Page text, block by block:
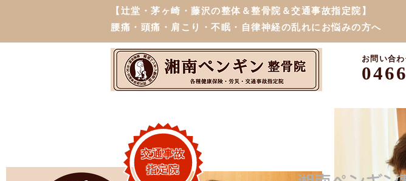
【辻堂・茅ヶ崎・藤沢の整体＆整骨院＆交通事故指定院】
腰痛・頭痛・肩こり・不眠・自律神経の乱れにお悩みの方へ
お問い合
交通事故
指定院